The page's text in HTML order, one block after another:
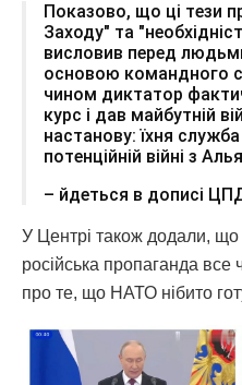
Показово, що ці тези
Заходу" та
висловив перед
основою командного
чином диктатор
курс і дав майбутній
настанову: їхня
потенційній війні з
– йдеться в дописі
У Центрі також додали,
російська пропаганда все
про те, що НАТО нібито